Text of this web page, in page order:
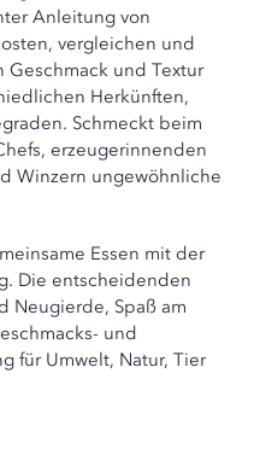
Anleitung von
vergleichen und
und Textur
Herkünften,
Schmeckt beim
erzeugerinnenden
Winzern ungewöhnliche
Essen mit der
Die entscheidenden
Neugierde, Spaß am
und
für Umwelt, Natur, Tier